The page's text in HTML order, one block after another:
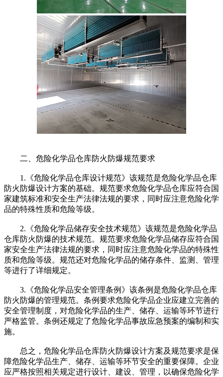
二、危险化学品仓库防火防爆规范要求
1.《危险化学品仓库设计规范》该规范是危险化学品仓库
防火防爆设计方案的基础。规范要求危险化学品仓库应符合国
家建筑标准和安全生产法律法规的要求，同时应注意危险化学
品的特殊性质和危险等级。
2.《危险化学品储存安全技术规范》该规范是危险化学品
仓库防火防爆的技术规范。规范要求危险化学品储存应符合国
家安全生产法律法规的要求，同时应注意危险化学品的特殊性
质和危险等级。规范还对危险化学品的储存条件、监测、管理
等进行了详细规定。
3.《危险化学品安全管理条例》该条例是危险化学品仓库
防火防爆的管理规范。条例要求危险化学品企业应建立完善的
安全管理制度，对危险化学品的生产、储存、运输等环节进行
严格监管。条例还规定了危险化学品事故应急预案的编制和实
施。
总之，危险化学品仓库防火防爆设计方案及规范要求是保
障危险化学品生产、储存、运输等环节安全的重要保障。企业
应严格按照相关规定进行设计、建设、管理，以确保危险化学